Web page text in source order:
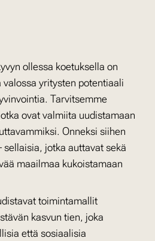
ollessa koetuksella on
yritysten potentiaali
Tarvitsemme
ovat valmiita uudistamaan
Onneksi siihen
sellaisia, jotka auttavat sekä
maailmaa kukoistamaan
toimintamallit
kasvun tien, joka
että sosiaalisia